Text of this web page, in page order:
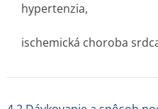
hypertenzia,
ischemická choroba